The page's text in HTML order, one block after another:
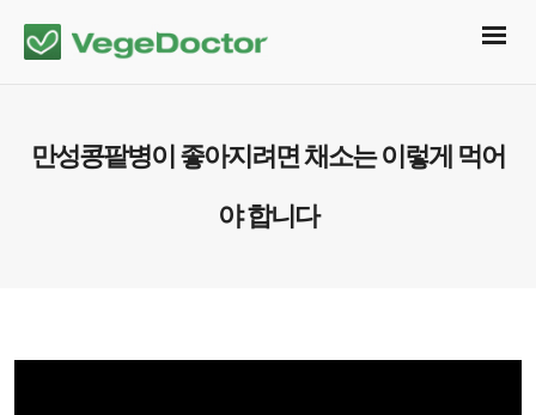
만성콩팥병이 좋아지려면 채소는 이렇게 먹어
야 합니다